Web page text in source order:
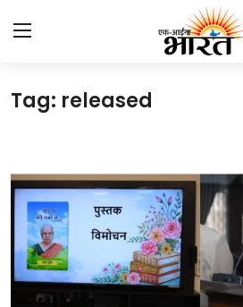
Home
देश
राजस्थान
लाइफस्टाइल
Tag: released